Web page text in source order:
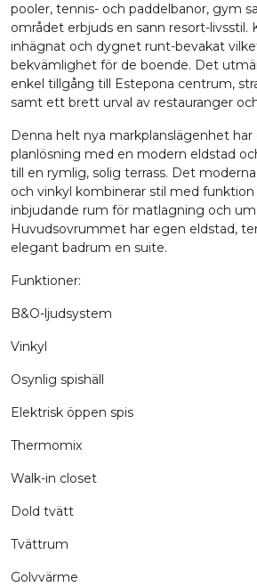
pooler, tennis- och paddelbanor, gym
området erbjuds en sann resort-livsstil.
inhägnat och dygnet runt-bevakat
bekvämlighet för de boende. Det
enkel tillgång till Estepona centrum,
samt ett brett urval av restauranger
Denna helt nya markplanslägenhet har
planlösning med en modern eldstad
till en rymlig, solig terrass. Det
och vinkyl kombinerar stil med
inbjudande rum för matlagning och
Huvudsovrummet har egen eldstad,
elegant badrum en suite.
Funktioner:
B&O-ljudsystem
Vinkyl
Osynlig spishäll
Elektrisk öppen spis
Thermomix
Walk-in closet
Dold tvätt
Tvättrum
Golvvärme